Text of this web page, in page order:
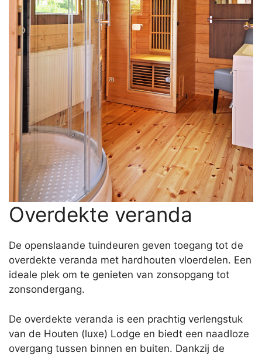
Overdekte veranda
De openslaande tuindeuren geven toegang tot de
overdekte veranda met hardhouten vloerdelen. Een
ideale plek om te genieten van zonsopgang tot
zonsondergang.
De overdekte veranda is een prachtig verlengstuk
van de Houten (luxe) Lodge en biedt een naadloze
overgang tussen binnen en buiten. Dankzij de